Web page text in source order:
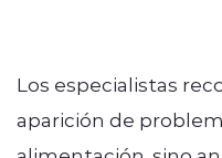
Los especialistas
aparición de